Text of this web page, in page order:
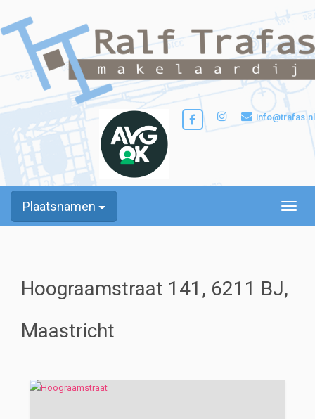
info@trafas.nl
Plaatsnamen
Hoograamstraat 141, 6211 BJ,
Maastricht